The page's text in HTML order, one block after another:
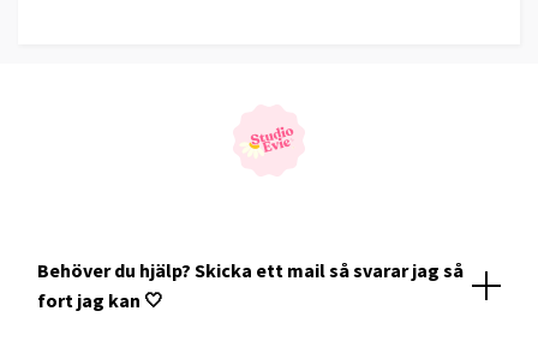
Behöver du hjälp? Skicka ett mail så svarar jag så
fort jag kan 🤍